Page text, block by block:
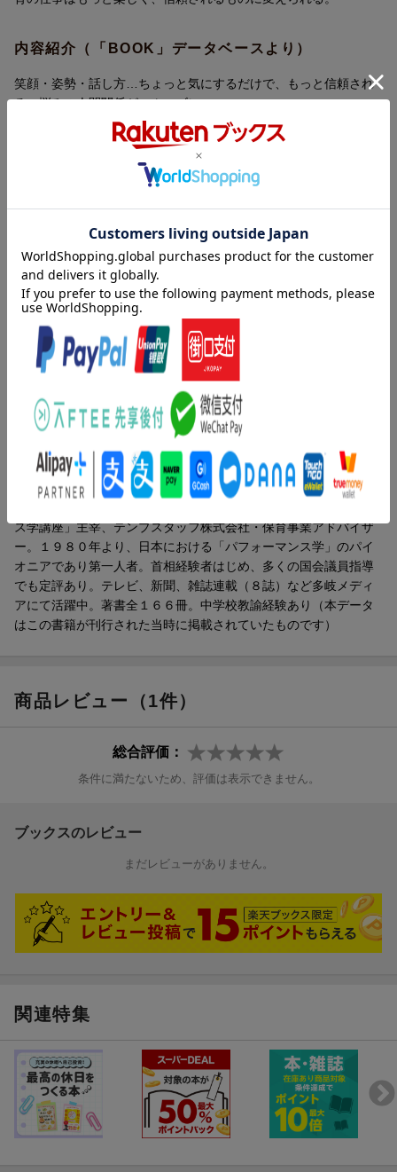
内容紹介（「BOOK」データベースより）
笑顔・姿勢・話し方…ちょっと気にするだけで、もっと信頼され
る。悩みの人間関係がスムーズに。
目次（「BOOK」データベースより）
第１章 「パフォーマンス学」って何？（理想の保育者像と「パ
フォーマンス学」／先生は子どもの自己表現モデル ほか）／第
２章 子どもの気持ちを読みとる（「微表情」の読みとりがポイ
ント／ちょっと注意しただけで、泣いてしまう子 ほか）／第３
章 保護者と上手につきあう（保護者との上手な「距離」のとり
方／保護者の「個性」のつかみ方 ほか）／第４章 同僚や先
輩・後輩とよい関係をつくる（先生どうしで話が通じにくいのは
なぜ？／プライドを傷つけない伝え方 ほか）／第５章 「ステ
キな私」をつくる１０の習慣（「ストレス」を上手に消す３つの
方法／人は幸せだから笑うのではない、笑うから幸せなのだ ほ
著者情報（「BOOK」データベースより）
佐藤綾子（サトウアヤコ）
博士（パフォーマンス学心理学）、日本大学芸術学部教授、社団
ス学講座」主宰、テンプスタッフ株式会社・保育事業アドバイザ
ー。１９８０年より、日本における「パフォーマンス学」のパイ
オニアであり第一人者。首相経験者はじめ、多くの国会議員指導
でも定評あり。テレビ、新聞、雑誌連載（８誌）など多岐メディ
アにて活躍中。著書全１６６冊。中学校教諭経験あり（本データ
はこの書籍が刊行された当時に掲載されていたものです）
商品レビュー（1件）
総合評価：
条件に満たないため、評価は表示できません。
ブックスのレビュー
まだレビューがありません。
関連特集